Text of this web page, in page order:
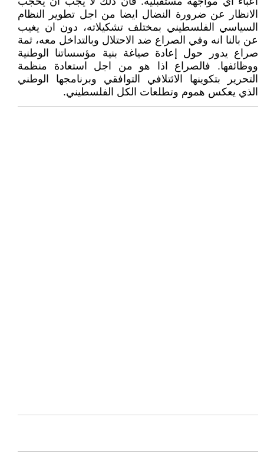
الانظار عن ضرورة النضال ايضا من اجل تطوير النظام
السياسي الفلسطيني بمختلف تشكيلاته، دون ان يغيب
عن بالنا انه وفي الصراع ضد الاحتلال وبالتداخل معه، ثمة
صراع يدور حول إعادة صياغة بنية مؤسساتنا الوطنية
ووظائفها. فالصراع اذا هو من اجل استعادة منظمة
التحرير بتكوينها الائتلافي التوافقي وبرنامجها الوطني
الذي يعكس هموم وتطلعات الكل الفلسطيني.